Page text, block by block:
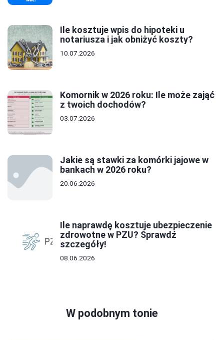
Ile kosztuje wpis do hipoteki u
notariusza i jak obniżyć koszty?
10.07.2026
Komornik w 2026 roku: Ile może zająć
z twoich dochodów?
03.07.2026
Jakie są stawki za komórki jajowe w
bankach w 2026 roku?
20.06.2026
Ile naprawdę kosztuje ubezpieczenie
zdrowotne w PZU? Sprawdź
szczegóły!
08.06.2026
W podobnym tonie